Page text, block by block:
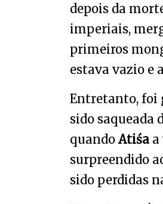
depois da
imperiais,
primeiros
estava vazio e
Entretanto, foi
sido saqueada
quando Atiśa a
surpreendido
sido perdidas